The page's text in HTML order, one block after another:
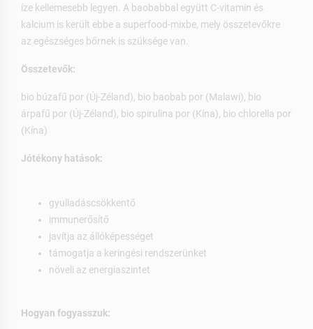
íze kellemesebb legyen. A baobabbal együtt C-vitamin és
kalcium is került ebbe a superfood-mixbe, mely összetevőkre
az egészséges bőrnek is szüksége van.
Összetevők:
bio búzafű por (Új-Zéland), bio baobab por (Malawi), bio
árpafű por (Új-Zéland), bio spirulina por (Kína), bio chlorella por
(Kína)
Jótékony hatások:
gyulladáscsökkentő
immunerősítő
javítja az állóképességet
támogatja a keringési rendszerünket
növeli az energiaszintet
Hogyan fogyasszuk: